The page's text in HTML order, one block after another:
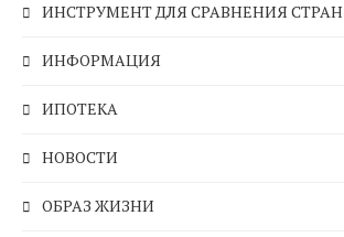
ИНСТРУМЕНТ ДЛЯ СРАВНЕНИЯ СТРАН
ИНФОРМАЦИЯ
ИПОТЕКА
НОВОСТИ
ОБРАЗ ЖИЗНИ